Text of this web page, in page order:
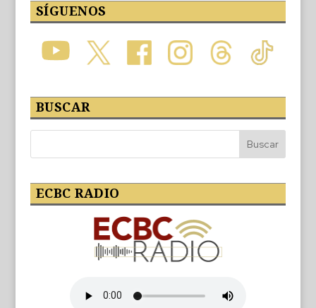
SÍGUENOS
BUSCAR
ECBC RADIO